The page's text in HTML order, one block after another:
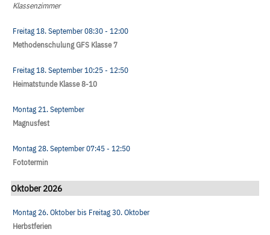
Klassenzimmer
Freitag 18. September08:30- 12:00
Methodenschulung GFS Klasse 7
Freitag 18. September10:25- 12:50
Heimatstunde Klasse 8-10
Montag 21. September
Magnusfest
Montag 28. September07:45- 12:50
Fototermin
Oktober 2026
Montag 26. Oktoberbis Freitag 30. Oktober
Herbstferien